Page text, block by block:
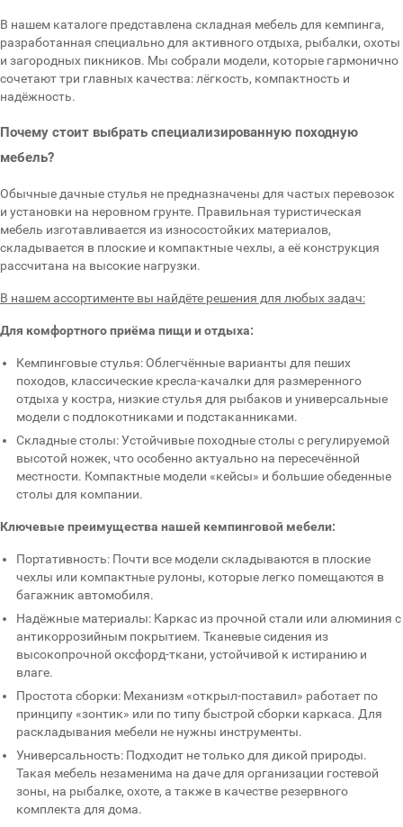
В нашем каталоге представлена складная мебель для кемпинга,
разработанная специально для активного отдыха, рыбалки, охоты
и загородных пикников. Мы собрали модели, которые гармонично
сочетают три главных качества: лёгкость, компактность и
надёжность.
Почему стоит выбрать специализированную походную
мебель?
Обычные дачные стулья не предназначены для частых перевозок
и установки на неровном грунте. Правильная туристическая
мебель изготавливается из износостойких материалов,
складывается в плоские и компактные чехлы, а её конструкция
рассчитана на высокие нагрузки.
В нашем ассортименте вы найдёте решения для любых задач:
Для комфортного приёма пищи и отдыха:
Кемпинговые стулья: Облегчённые варианты для пеших
походов, классические кресла-качалки для размеренного
отдыха у костра, низкие стулья для рыбаков и универсальные
модели с подлокотниками и подстаканниками.
Складные столы: Устойчивые походные столы с регулируемой
высотой ножек, что особенно актуально на пересечённой
местности. Компактные модели «кейсы» и большие обеденные
столы для компании.
Ключевые преимущества нашей кемпинговой мебели:
Портативность: Почти все модели складываются в плоские
чехлы или компактные рулоны, которые легко помещаются в
багажник автомобиля.
Надёжные материалы: Каркас из прочной стали или алюминия с
антикоррозийным покрытием. Тканевые сидения из
высокопрочной оксфорд-ткани, устойчивой к истиранию и
влаге.
Простота сборки: Механизм «открыл-поставил» работает по
принципу «зонтик» или по типу быстрой сборки каркаса. Для
раскладывания мебели не нужны инструменты.
Универсальность: Подходит не только для дикой природы.
Такая мебель незаменима на даче для организации гостевой
зоны, на рыбалке, охоте, а также в качестве резервного
комплекта для дома.